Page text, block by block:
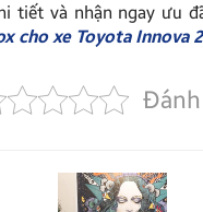
tiết và nhận ngay ưu
cho xe Toyota Innova